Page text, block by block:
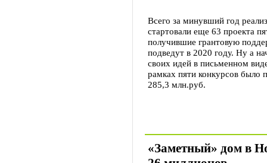
Всего за минувший год
стартовали еще 63 проекта
получившие грантовую
подведут в 2020 году. Ну а
своих идей в письменном
рамках пяти конкурсов было
285,3 млн.руб.
«Заметный» дом в